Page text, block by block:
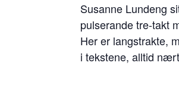
Susanne Lundeng
pulserande tre-takt
Her er langstrakte,
i tekstene, alltid